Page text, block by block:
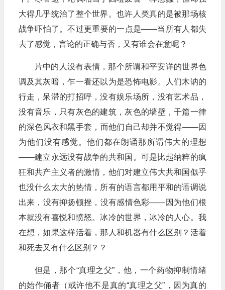
大得几乎统治了整个世界。也许人类真的是被那场核
战争吓怕了。不过更重要的一点是——当所有人都失
去了感觉，言论的正确与否，又有谁会在意呢？
片中的人没有表情，那个所谓和平安详的世界色
调及其灰暗，乍一看还以为是恐怖电影。人们木讷的
行走，呆滞的打招呼，没有娱乐场所，没有艺术品，
没有音乐，只有灰色的建筑，灰色的墙壁，千篇一律
的深色风衣和黑手套，而他们自己却并不觉得——因
为他们没有感觉。他们都在朗诵那所谓伟大的理想
——建立永远没有战争的共和国。可是比起纳粹的疯
狂和共产主义者的激情，他们对建立伟大共和国似乎
也没什么太大的热情，所有的语言都用平和的语调说
出来，没有抑扬顿挫，没有感情色彩——因为他们根
本就没有喜悦和愤怒。冰冷的世界，冰冷的人心。我
在想，如果这样活着，那人和机器有什么区别？活着
和死去又有什么区别？？
但是，那个“真理之父”，他，一个药物抑制情绪
的始作俑者（或许他不是真的“真理之父”，因为真的